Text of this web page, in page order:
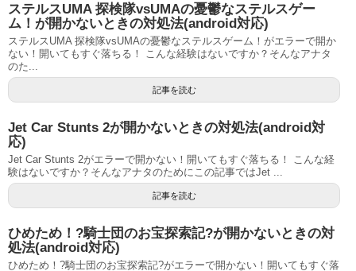
ステルスUMA 探検隊vsUMAの憂鬱なステルスゲー
ム！が開かないときの対処法(android対応)
ステルスUMA 探検隊vsUMAの憂鬱なステルスゲーム！がエラーで開か
ない！開いてもすぐ落ちる！ こんな経験はないですか？そんなアナタ
のた...
記事を読む
Jet Car Stunts 2が開かないときの対処法(android対
応)
Jet Car Stunts 2がエラーで開かない！開いてもすぐ落ちる！ こんな経
験はないですか？そんなアナタのためにこの記事ではJet ...
記事を読む
ひめため！?騎士団のお宝探索記?が開かないときの対
処法(android対応)
ひめため！?騎士団のお宝探索記?がエラーで開かない！開いてもすぐ落